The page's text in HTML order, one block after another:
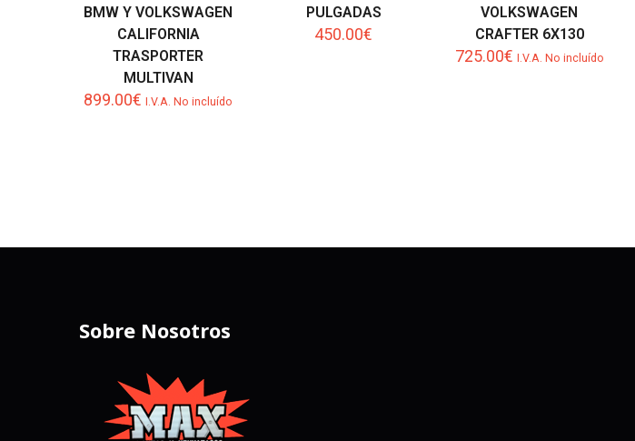
BMW Y VOLKSWAGEN
CALIFORNIA
TRASPORTER
MULTIVAN
899.00€ I.V.A. No incluído
PULGADAS
450.00€
VOLKSWAGEN
CRAFTER 6X130
725.00€ I.V.A. No incluído
Sobre Nosotros